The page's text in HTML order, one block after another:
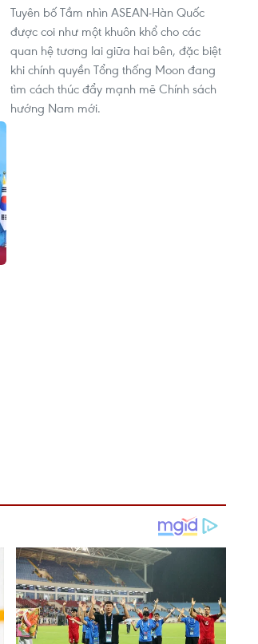
Tuyên bố Tầm nhìn ASEAN-Hàn Quốc
được coi như một khuôn khổ cho các
quan hệ tương lai giữa hai bên, đặc biệt
khi chính quyền Tổng thống Moon đang
tìm cách thúc đẩy mạnh mẽ Chính sách
hướng Nam mới.